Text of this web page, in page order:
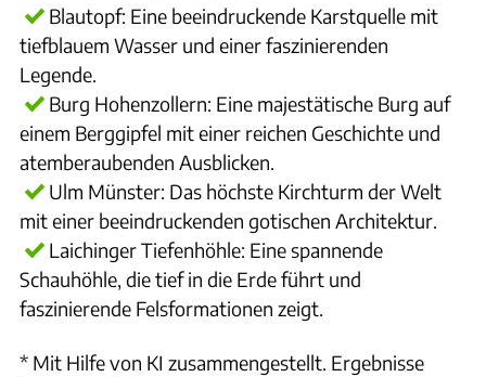
Blautopf: Eine beeindruckende Karstquelle mit
tiefblauem Wasser und einer faszinierenden
Legende.
Burg Hohenzollern: Eine majestätische Burg auf
einem Berggipfel mit einer reichen Geschichte und
atemberaubenden Ausblicken.
Ulm Münster: Das höchste Kirchturm der Welt
mit einer beeindruckenden gotischen Architektur.
Laichinger Tiefenhöhle: Eine spannende
Schauhöhle, die tief in die Erde führt und
faszinierende Felsformationen zeigt.
* Mit Hilfe von KI zusammengestellt. Ergebnisse